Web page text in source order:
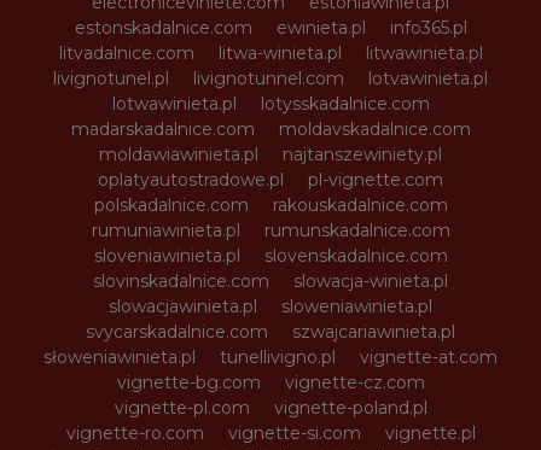
estonskadalnice.com
ewinieta.pl
info365.pl
litvadalnice.com
litwa-winieta.pl
litwawinieta.pl
livignotunel.pl
livignotunnel.com
lotvawinieta.pl
lotwawinieta.pl
lotysskadalnice.com
madarskadalnice.com
moldavskadalnice.com
moldawiawinieta.pl
najtanszewiniety.pl
oplatyautostradowe.pl
pl-vignette.com
polskadalnice.com
rakouskadalnice.com
rumuniawinieta.pl
rumunskadalnice.com
sloveniawinieta.pl
slovenskadalnice.com
slovinskadalnice.com
slowacja-winieta.pl
slowacjawinieta.pl
sloweniawinieta.pl
svycarskadalnice.com
szwajcariawinieta.pl
słoweniawinieta.pl
tunellivigno.pl
vignette-at.com
vignette-bg.com
vignette-cz.com
vignette-pl.com
vignette-poland.pl
vignette-ro.com
vignette-si.com
vignette.pl